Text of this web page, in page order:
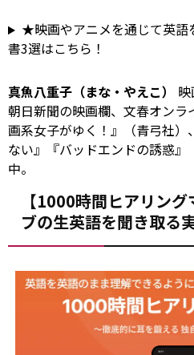
★映画やアニメを通じて英語
書3選はこちら！
真魚八重子（まな・やえこ）
朝日新聞の映画欄、文春オン
画系女子がゆく！』（青弓社
ない』『バッドエンドの誘惑
中。
【1000時間ヒアリン
ブの生英語を聞き取る